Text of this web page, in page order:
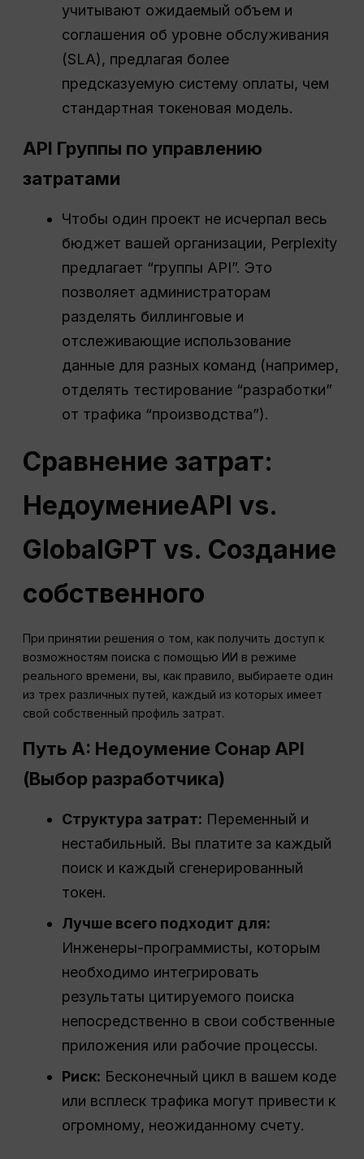
учитывают ожидаемый объем и
соглашения об уровне обслуживания
(SLA), предлагая более
предсказуемую систему оплаты, чем
стандартная токеновая модель.
API Группы по управлению
затратами
Чтобы один проект не исчерпал весь
бюджет вашей организации, Perplexity
предлагает “группы API”. Это
позволяет администраторам
разделять биллинговые и
отслеживающие использование
данные для разных команд (например,
отделять тестирование “разработки”
от трафика “производства”).
Сравнение затрат:
НедоумениеAPI vs.
GlobalGPT vs. Создание
собственного
При принятии решения о том, как получить доступ к
возможностям поиска с помощью ИИ в режиме
реального времени, вы, как правило, выбираете один
из трех различных путей, каждый из которых имеет
свой собственный профиль затрат.
Путь A: Недоумение Сонар API
(Выбор разработчика)
Структура затрат: Переменный и
нестабильный. Вы платите за каждый
поиск и каждый сгенерированный
токен.
Лучше всего подходит для:
Инженеры-программисты, которым
необходимо интегрировать
результаты цитируемого поиска
непосредственно в свои собственные
приложения или рабочие процессы.
Риск: Бесконечный цикл в вашем коде
или всплеск трафика могут привести к
огромному, неожиданному счету.